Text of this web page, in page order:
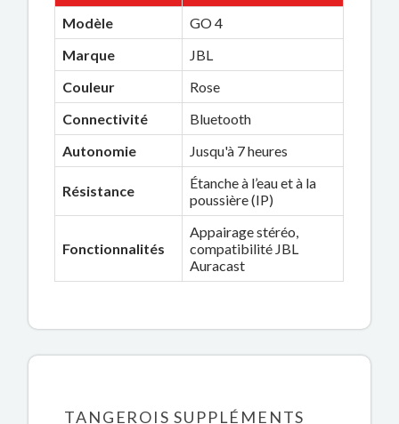
Modèle
GO 4
Marque
JBL
Couleur
Rose
Connectivité
Bluetooth
Autonomie
Jusqu'à 7 heures
Résistance
Étanche à l’eau et à la
poussière (IP)
Fonctionnalités
Appairage stéréo,
compatibilité JBL
Auracast
TANGEROIS SUPPLÉMENTS